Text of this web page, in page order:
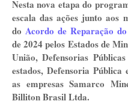
Nesta nova etapa do
escala das ações junto aos
do Acordo de Reparação
de 2024 pelos Estados de
União, Defensorias
estados, Defensoria
as empresas Samarco
Billiton Brasil Ltda.